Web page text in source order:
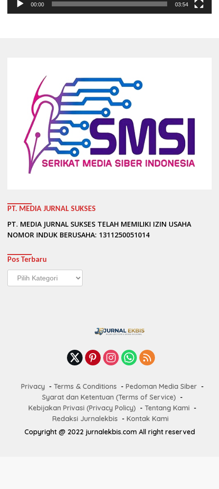
00:00 03:54
PT. MEDIA JURNAL SUKSES
PT. MEDIA JURNAL SUKSES TELAH MEMILIKI IZIN USAHA
NOMOR INDUK BERUSAHA: 1311250051014
Pos Terbaru
Pos
Terbaru
Privacy Terms & Conditions
Pedoman Media Siber
Syarat dan Ketentuan (Terms of Service)
Kebijakan Privasi (Privacy Policy)
Tentang Kami
Redaksi Jurnalekbis
Kontak Kami
Copyright @ 2022 jurnalekbis.com All right reserved